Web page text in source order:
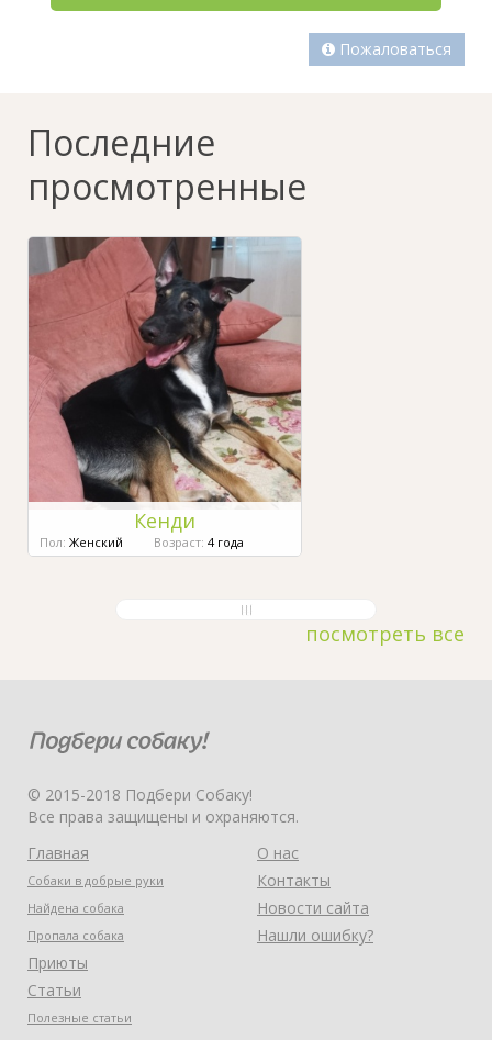
Пожаловаться
Последние
просмотренные
Кенди
Пол: Женский Возраст: 4 года
посмотреть все
© 2015-2018 Подбери Собаку!
Все права защищены и охраняются.
Главная
Собаки в добрые руки
Найдена собака
Пропала собака
Приюты
Статьи
Полезные статьи
О нас
Контакты
Новости сайта
Нашли ошибку?